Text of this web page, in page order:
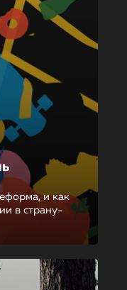
и как
в страну-